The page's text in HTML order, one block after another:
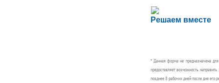
Решаем вместе
Сложности с
Сообщите об этом
* Данная форма не предназначена
предоставляет возможность
позднее 8 рабочих дней после дня его